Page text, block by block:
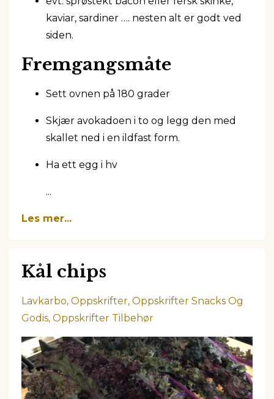
kaviar, sardiner …. nesten alt er godt ved
siden.
Fremgangsmåte
Sett ovnen på 180 grader
Skjær avokadoen i to og legg den med
skallet ned i en ildfast form.
Ha ett egg i hv
...
Les mer...
Kål chips
Lavkarbo Oppskrifter Oppskrifter Snacks Og
Godis Oppskrifter Tilbehør